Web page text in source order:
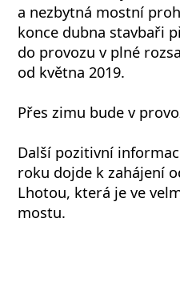
a nezbytná mostní
konce dubna stavbaři
do provozu v plné
od května 2019.
Přes zimu bude v
Další pozitivní
roku dojde k zahájení
Lhotou, která je ve
mostu.